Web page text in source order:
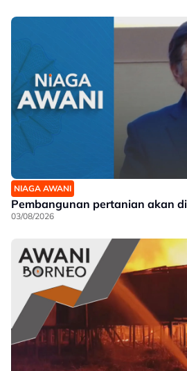
NIAGA AWANI
Pembangunan pertanian akan
03/08/2026